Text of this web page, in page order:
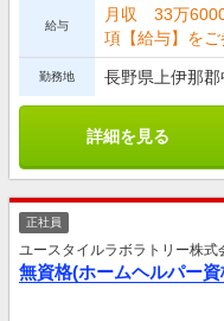
給与
月収 33万
項【給与】をご
勤務地 長野県上伊那
詳細を見る
正社員
ユースタイルラボラトリー株式
無資格(ホームヘルパー